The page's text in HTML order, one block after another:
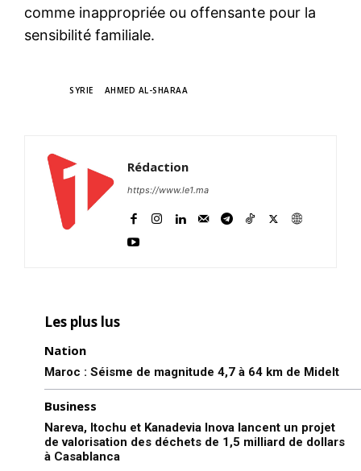
comme inappropriée ou offensante pour la
sensibilité familiale.
SYRIE AHMED AL-SHARAA
Rédaction
https://www.le1.ma
Les plus lus
Nation
Maroc : Séisme de magnitude 4,7 à 64 km de Midelt
Business
Nareva, Itochu et Kanadevia Inova lancent un projet
de valorisation des déchets de 1,5 milliard de dollars
à Casablanca